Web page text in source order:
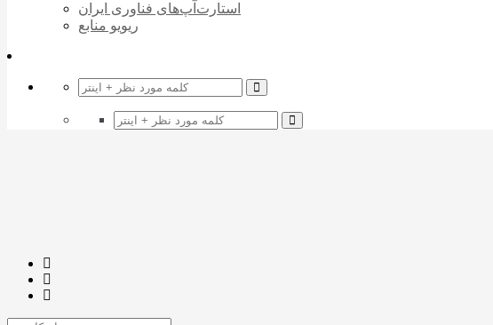
استارت‌آپ‌های فناوری ایران
ریویو منابع